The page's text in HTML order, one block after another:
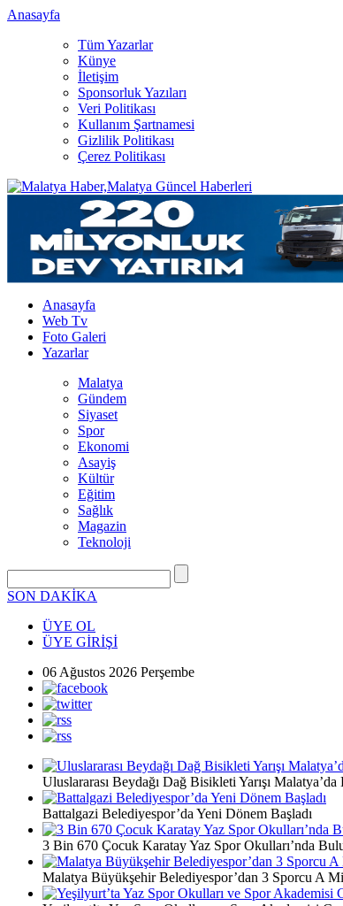
Anasayfa
Tüm Yazarlar
Künye
İletişim
Sponsorluk Yazıları
Veri Politikası
Kullanım Şartnamesi
Gizlilik Politikası
Çerez Politikası
Anasayfa
Web Tv
Foto Galeri
Yazarlar
Malatya
Gündem
Siyaset
Spor
Ekonomi
Asayiş
Kültür
Eğitim
Sağlık
Magazin
Teknoloji
SON DAKİKA
ÜYE OL
ÜYE GİRİŞİ
06 Ağustos 2026 Perşembe
Uluslararası Beydağı Dağ Bisikleti Yarışı Malatya’da
Battalgazi Belediyespor’da Yeni Dönem Başladı
3 Bin 670 Çocuk Karatay Yaz Spor Okulları’nda
Malatya Büyükşehir Belediyespor’dan 3 Sporcu A